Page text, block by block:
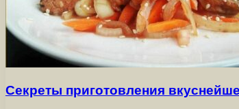
Секреты приготовления